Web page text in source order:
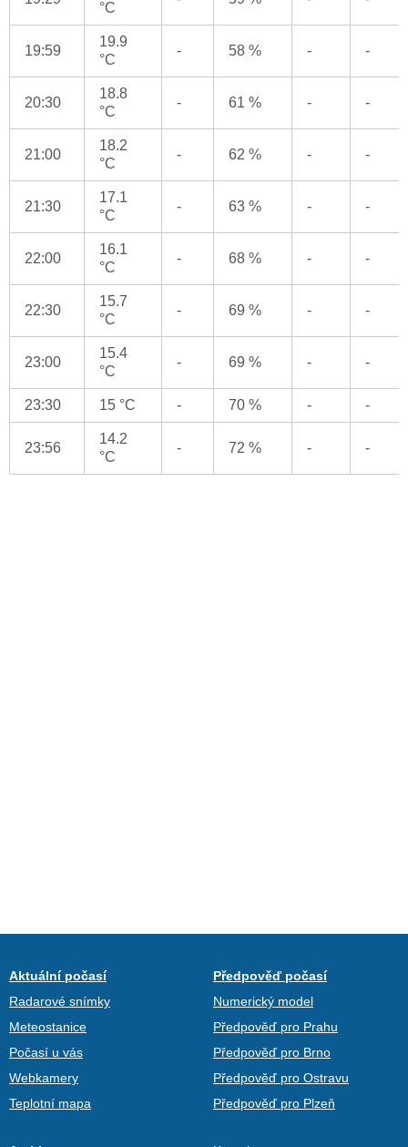
°C
19:59
19.9
°C
- 58 % - -
20:30
18.8
°C
- 61 % - -
21:00
18.2
°C
- 62 % - -
21:30
17.1
°C
- 63 % - -
22:00
16.1
°C
- 68 % - -
22:30
15.7
°C
- 69 % - -
23:00
15.4
°C
- 69 % - -
23:30 15 °C - 70 % - -
23:56
14.2
°C
- 72 % - -
Aktuální počasí
Radarové snímky
Meteostanice
Počasí u vás
Webkamery
Teplotní mapa
Předpověď počasí
Numerický model
Předpověď pro Prahu
Předpověď pro Brno
Předpověď pro Ostravu
Předpověď pro Plzeň